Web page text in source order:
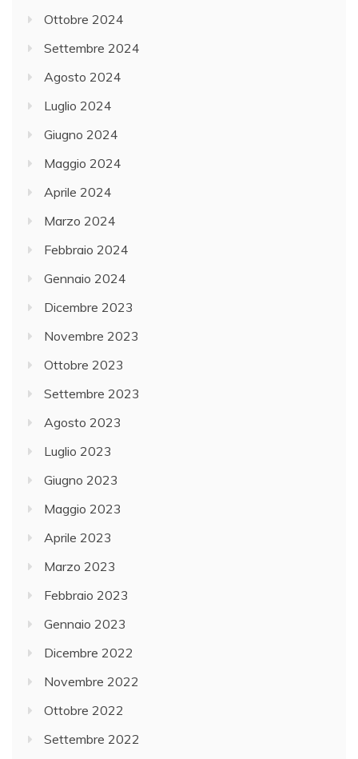
Ottobre 2024
Settembre 2024
Agosto 2024
Luglio 2024
Giugno 2024
Maggio 2024
Aprile 2024
Marzo 2024
Febbraio 2024
Gennaio 2024
Dicembre 2023
Novembre 2023
Ottobre 2023
Settembre 2023
Agosto 2023
Luglio 2023
Giugno 2023
Maggio 2023
Aprile 2023
Marzo 2023
Febbraio 2023
Gennaio 2023
Dicembre 2022
Novembre 2022
Ottobre 2022
Settembre 2022